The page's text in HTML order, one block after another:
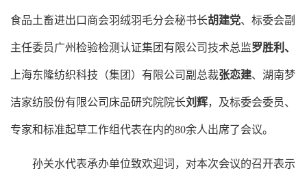
食品土畜进出口商会羽绒羽毛分会秘书长胡建党、标委会副
主任委员广州检验检测认证集团有限公司技术总监罗胜利、
上海东隆纺织科技（集团）有限公司副总裁张恋建、湖南梦
洁家纺股份有限公司床品研究院院长刘辉，及标委会委员、
专家和标准起草工作组代表在内的80余人出席了会议。
孙关水代表承办单位致欢迎词，对本次会议的召开表示